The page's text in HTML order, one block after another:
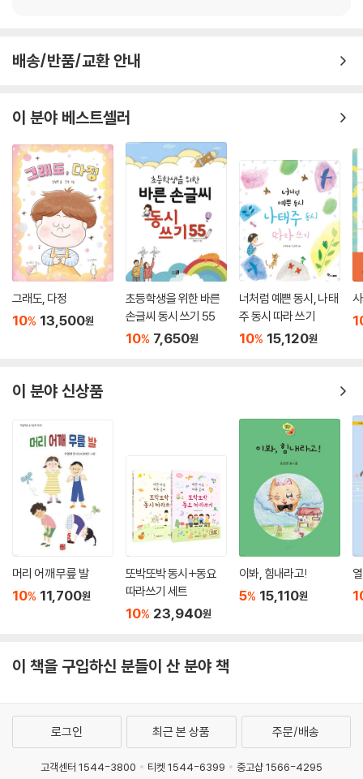
니다.
이 동시집은 단순히 재미있는 시를 읽는 것을 넘어, 우리 아이들이 한국 문
학의 가장 빛나는 별을 만나는 결정적인 첫 경험을 제공합니다. 동시를 통
해 윤동주 시인님의 따뜻하고 순수한 마음을 충분히 이해한 뒤, 책의 맨 마
지막 부분에는 특별 부록으로 시인님의 대표 명시 세 편, ?서시?, ?별 헤는
밤?, ?자화상?을 수록했습니다.
이는 아이들이 어릴 때부터 윤동주 시인의 문학적 유산을 자연스럽게 접하
고, 동시에서 나아가 시인님의 깊고 입체적인 시 세계를 미리 경험하는 기
회를 제공합니다.
이 한 권의 책으로 아이들은 순수함을 배우고, 감정을 정리하며, 나아가 한
국 문학의 걸작을 미리 맛보게 됩니다. 이 동시집은 우리 아이의 평생 독서
습관과 문학적 안목을 길러줄 가장 가치 있는 선물이 될 것입니다.
윤동주 시인은 시대를 초월해 수많은 사람의 마음을 울리는 '별과 바람의
시인'입니다. 이 동시집은 시인이 어른이 되어서도 잃지 않았던 가장 맑고
깨끗한 어린이의 마음을 담고 있습니다. 시인 아저씨는 우리 주변의 작은
풀잎, 하늘의 별, 살랑이는 바람에게도 말을 걸고 그들의 이야기를 귀 기울
여 들었습니다.
이 책을 읽는 아이들은 시인 아저씨를 따라, 온 세상의 작은 목소리에 집중
하는 법을 배우게 됩니다. 동시 한 편을 읽는 것만으로도 디지털 환경에 지
친 아이들의 마음이 깨끗하게 정화되고, 복잡한 세상 속에서 자연의 아름
다움과 생명의 소중함을 발견하는 순수한 눈을 되찾을 수 있습니다. 윤동
때문에 마음이 쓸쓸해질 때가 있습니다. 윤동주 시인의 동시는 바로 그럴
때 우리 아이의 마음을 가장 따뜻하게 안아주는 친구가 됩니다.
시 속에서 아이들은 캄캄한 밤을 혼자 걷는 외로운 강아지를 만나기도 하
배송/반품/교환 안내
이 분야 베스트셀러
그래도, 다정
10% 13,500원
초등학생을 위한 바른
손글씨 동시 쓰기 55
10% 7,650원
너처럼 예쁜 동시, 나태
주 동시 따라 쓰기
10% 15,120원
이 분야 신상품
머리 어깨 무릎 발
10% 11,700원
또박또박 동시+동요
따라쓰기 세트
10% 23,940원
이봐, 힘내라고!
5% 15,110원
이 책을 구입하신 분들이 산 분야 책
로그인 최근 본 상품 주문/배송
고객센터 1544-3800 티켓 1544-6399
중고샵 1566-4295